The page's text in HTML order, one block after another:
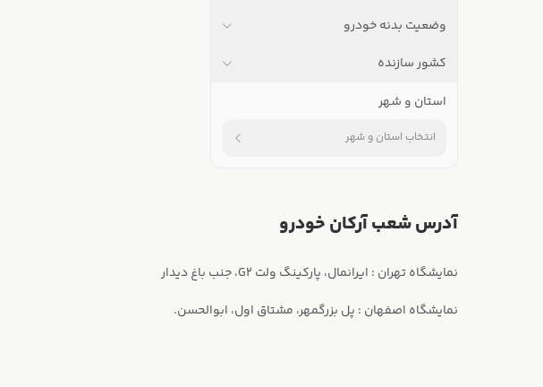
وضعیت بدنه خودرو
کشور سازنده
استان و شهر
انتخاب استان و شهر
آدرس شعب آرکان خودرو
نمایشگاه اصفهان : پل بزرگمهر، مشتاق اول، ابوالحسن.